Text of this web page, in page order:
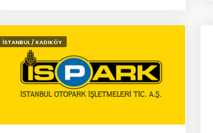
İSTANBUL / KADIKÖY